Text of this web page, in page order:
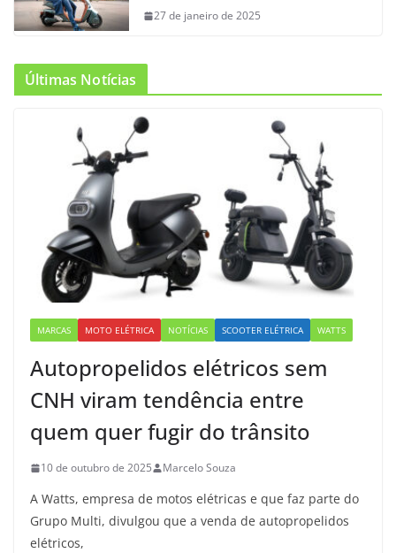
27 de janeiro de 2025
Últimas Notícias
MARCAS MOTO ELÉTRICA NOTÍCIAS SCOOTER ELÉTRICA WATTS
Autopropelidos elétricos sem
CNH viram tendência entre
quem quer fugir do trânsito
10 de outubro de 2025 Marcelo Souza
A Watts, empresa de motos elétricas e que faz parte do
Grupo Multi, divulgou que a venda de autopropelidos
elétricos,